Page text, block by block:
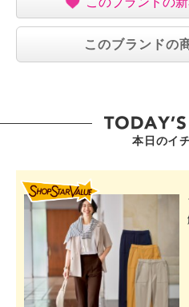
このブランドの
本日のイ